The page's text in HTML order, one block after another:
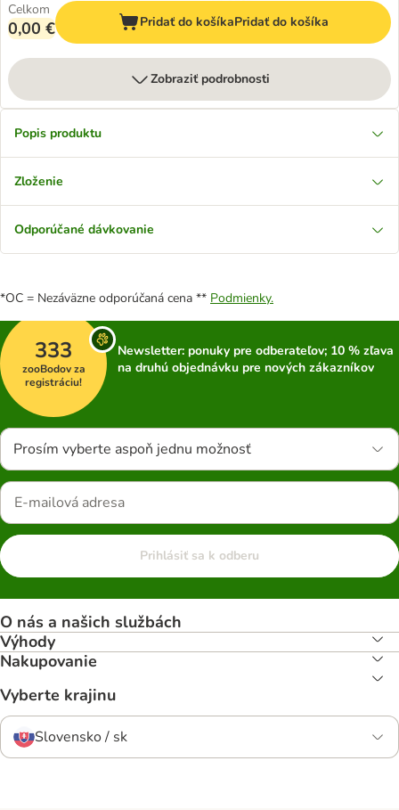
Celkom
0,00 € Pridať do košíkaPridať do košíka
Zobraziť podrobnosti
Popis produktu
Zloženie
Odporúčané dávkovanie
*OC = Nezáväzne odporúčaná cena ** Podmienky.
333
zooBodov za
registráciu!
Newsletter: ponuky pre odberateľov; 10 % zľava
na druhú objednávku pre nových zákazníkov
Prosím vyberte aspoň jednu možnosť
Prihlásiť sa k odberu
O nás a našich službách
Výhody
Nakupovanie
Vyberte krajinu
Slovensko / sk